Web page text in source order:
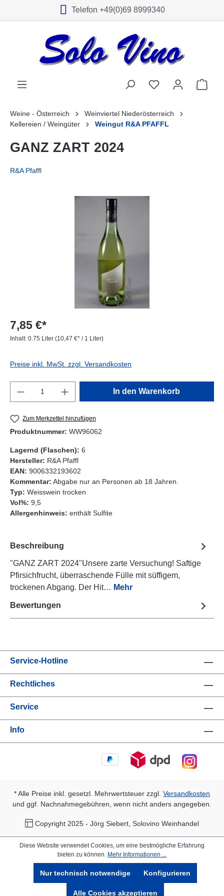
Telefon +49(0)69 8999340
Weine - Österreich
Weinviertel Niederösterreich
Kellereien / Weingüter
Weingut R&A PFAFFL
GANZ ZART 2024
R&A Pfaffl
Bildergalerie überspringen
7,85 €*
Inhalt: 0.75 Liter (10,47 €* / 1 Liter)
Preise inkl. MwSt. zzgl. Versandkosten
Produkt Anzahl: Gib den gewünschten
In den Warenkorb
Zum Merkzettel hinzufügen
Produktnummer: WW96062
Lagernd (Flaschen): 6
Hersteller: R&A Pfaffl
EAN: 9006332193602
Kommentar: Abgabe nur an Personen ab 18 Jahren.
Typ: Weisswein trocken
Vol%: 9,5
Allergenhinweis: enthält Sulfite
Beschreibung
"GANZ ZART 2024"Unsere zarte Versuchung! Saftige
Pfirsichfrucht, überraschende Fülle mit süffigem,
trockenen Abgang. Der Hit… Mehr
Bewertungen
Service-Hotline
Rechtliches
Service
Info
* Alle Preise inkl. gesetzl. Mehrwertsteuer zzgl. Versandkosten
und ggf. Nachnahmegebühren, wenn nicht anders angegeben.
Copyright 2025 - Jörg Siebert, Solovino Weinhandel
Diese Website verwendet Cookies, um eine bestmögliche Erfahrung
bieten zu können. Mehr Informationen ...
Nur technisch notwendige Konfigurieren
Alle Cookies akzeptieren